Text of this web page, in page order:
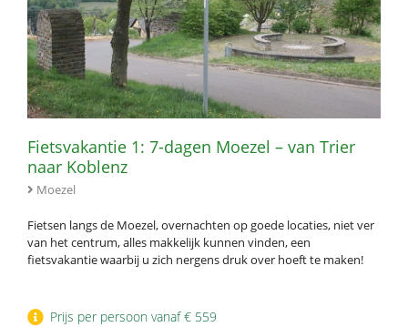
Fietsvakantie 1: 7-dagen Moezel – van Trier
naar Koblenz
Moezel
Fietsen langs de Moezel, overnachten op goede locaties, niet ver
van het centrum, alles makkelijk kunnen vinden, een
fietsvakantie waarbij u zich nergens druk over hoeft te maken!
Prijs per persoon vanaf € 559